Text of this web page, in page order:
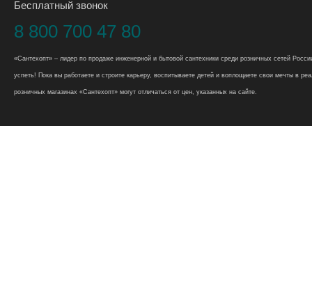
Бесплатный звонок
8 800 700 47 80
«Сантехопт» – лидер по продаже инженерной и бытовой сантехники среди розничных сетей
успеть! Пока вы работаете и строите карьеру, воспитываете детей и воплощаете свои мечты в
розничных магазинах «Сантехопт» могут отличаться от цен, указанных на сайте.